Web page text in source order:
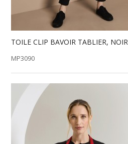
TOILE CLIP BAVOIR TABLIER, NOIR
MP3090